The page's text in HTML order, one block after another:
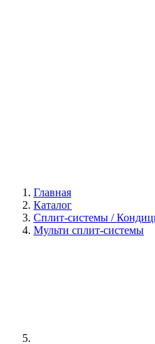
Главная
Каталог
Сплит-системы /
Мульти сплит-системы